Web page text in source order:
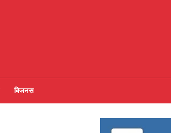
बिजनस